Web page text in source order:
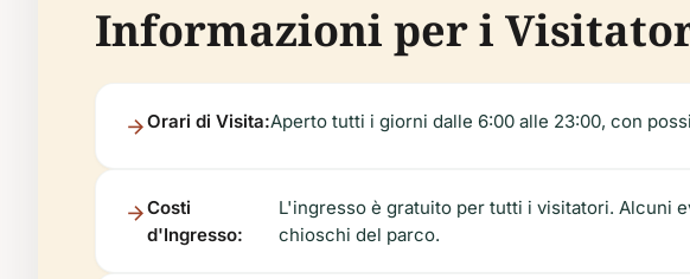
Informazioni per i
Orari di Visita:Aperto tutti i giorni dalle 6:00 alle 23:00, con
Costi
d'Ingresso:
L'ingresso è gratuito per tutti i visitatori. Alcuni
chioschi del parco.